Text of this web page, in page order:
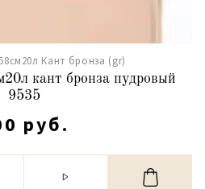
Кант бронза (gr)
кант бронза пудровый
9535
руб.